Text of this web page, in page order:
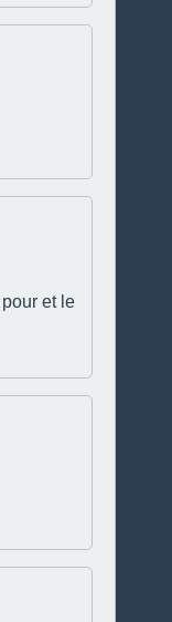
et le